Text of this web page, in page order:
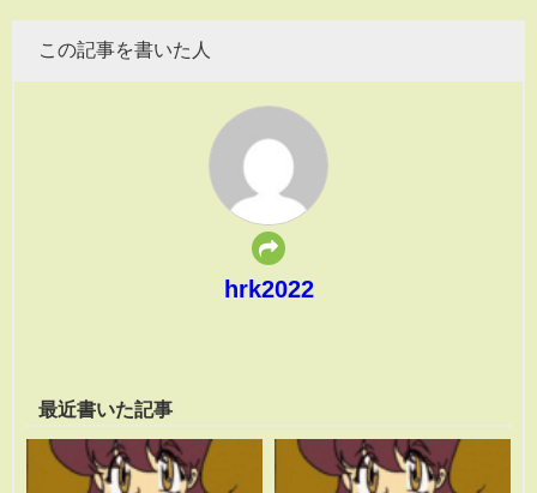
この記事を書いた人
hrk2022
最近書いた記事